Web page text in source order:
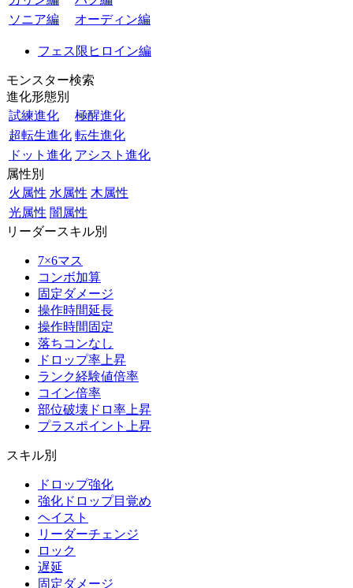
ソニア編
オーディン編
フェス限ヒロイン編
モンスター検索
進化形態別
試練進化
極醒進化
超転生進化 転生進化
ドット進化 アシスト進化
属性別
火属性 水属性 木属性
光属性 闇属性
リーダースキル別
7×6マス
コンボ加算
固定ダメージ
操作時間延長
操作時間固定
落ちコンなし
ドロップ率上昇
ランク経験値倍率
コイン倍率
部位破壊ドロ率上昇
プラスポイント上昇
スキル別
ドロップ強化
強化ドロップ目覚め
ヘイスト
リーダーチェンジ
ロック
遅延
固定ダメージ